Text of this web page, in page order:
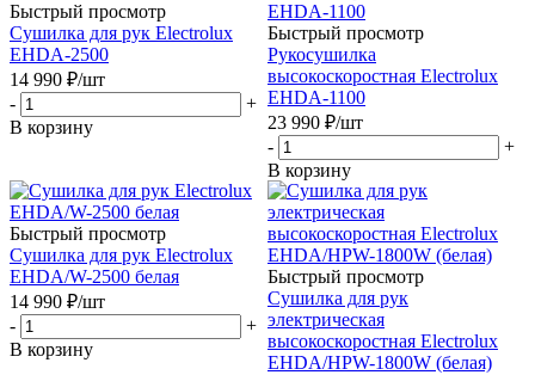
Быстрый просмотр
Cушилка для рук Electrolux
EHDA-2500
14 990 ₽/шт
-
+
В корзину
Быстрый просмотр
Рукосушилка
высокоскоростная Electrolux
EHDA-1100
23 990 ₽/шт
-
+
В корзину
Быстрый просмотр
Cушилка для рук Electrolux
EHDA/W-2500 белая
14 990 ₽/шт
-
+
В корзину
Быстрый просмотр
Сушилка для рук
электрическая
высокоскоростная Electrolux
EHDA/HPW-1800W (белая)